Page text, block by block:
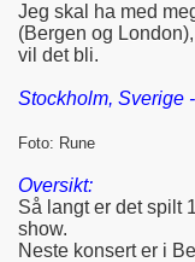
Jeg skal ha med
(Bergen og
vil det bli.
Stockholm, Sverige
Foto: Rune
Oversikt:
Så langt er det spilt
show.
Neste konsert er i